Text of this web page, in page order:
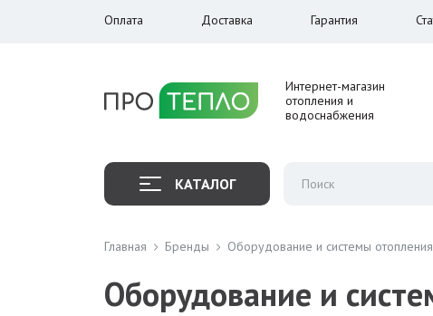
Оплата Доставка Гарантия
Интернет-магазин
отопления и
водоснабжения
КАТАЛОГ
Главная Бренды Оборудование и системы
Оборудование и